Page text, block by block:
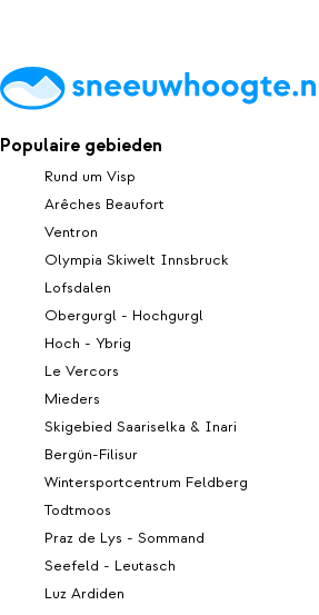
Populaire gebieden
Rund um Visp
Arêches Beaufort
Ventron
Olympia Skiwelt Innsbruck
Lofsdalen
Obergurgl - Hochgurgl
Hoch - Ybrig
Le Vercors
Mieders
Skigebied Saariselka & Inari
Bergün-Filisur
Wintersportcentrum Feldberg
Todtmoos
Praz de Lys - Sommand
Seefeld - Leutasch
Luz Ardiden